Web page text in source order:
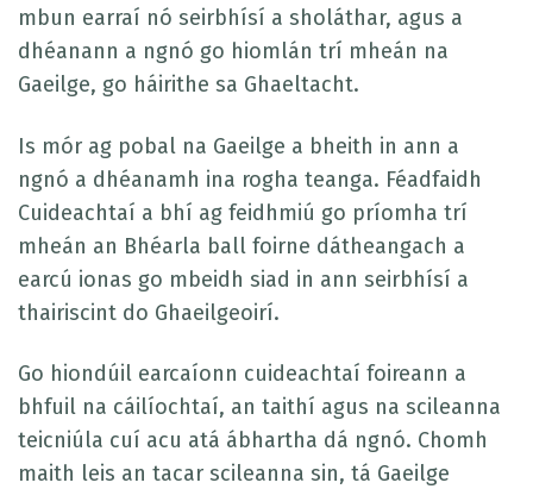
mbun earraí nó seirbhísí a sholáthar, agus a
dhéanann a ngnó go hiomlán trí mheán na
Gaeilge, go háirithe sa Ghaeltacht.
Is mór ag pobal na Gaeilge a bheith in ann a
ngnó a dhéanamh ina rogha teanga. Féadfaidh
Cuideachtaí a bhí ag feidhmiú go príomha trí
mheán an Bhéarla ball foirne dátheangach a
earcú ionas go mbeidh siad in ann seirbhísí a
thairiscint do Ghaeilgeoirí.
Go hiondúil earcaíonn cuideachtaí foireann a
bhfuil na cáilíochtaí, an taithí agus na scileanna
teicniúla cuí acu atá ábhartha dá ngnó. Chomh
maith leis an tacar scileanna sin, tá Gaeilge